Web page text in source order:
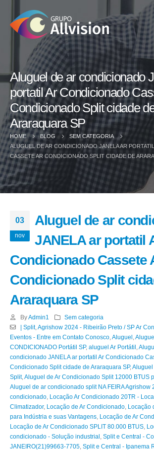
Aluguel de ar condicionado
portatil Ar Condicionado
Condicionado Split cidade
Araraquara SP
HOME BLOG
SEM CATEGORIA
ALUGUEL DE AR CONDICIONADO JANELA AR
CASSETE AR CONDICIONADO SPLIT CIDADE DE
03
nov
Aluguel de ar
JANELA ar portatil
Condicionado Cassete
Condicionado Split
Araraquara SP
ByAdmin1
Sem categoria
| Split, Agrishow 2024 - Ribeirão Preto / SP Ar
Eventos - Entre em Contato Conosco Aluguel
CONDICIONADO Portátil SP, aluguel Ar Portátil
condicionado JANELA ar portatil Ar Condicionado
Condicionado Split cidade de Araraquara SP, Aluguel
Split, Aluguel de Ar Condicionado Split 12000 BTUS
Aluguel de ar condicionado split NA FEIRA Agrishow
condicionado Locação Ar Condicionado 20TR -
Climatizador, Locação de Ar Condicionado Locação
para Indústria e suas Vantagens Locação de Ar
Locação de Ar Condicionado SPLIT 80.000 BTUS
condicionado - Solução industrial Split e Central -
JANEIRO(21)99663-7705 Split e Central - Ipanema